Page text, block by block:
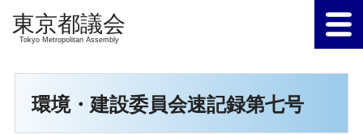
Tokyo Metropolitan Assembly
環境・建設委員会速記録第七号